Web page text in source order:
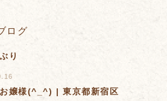
ログ
り
嬢様(^_^) | 東京都新宿区